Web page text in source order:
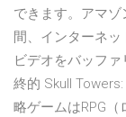
できます。アマ
間、インターネッ
ビデオをバッフ
終的 Skull
略ゲームはRPG